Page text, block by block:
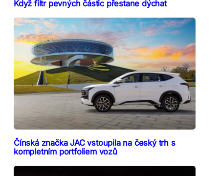
Když filtr pevných částic přestane dýchat
Čínská značka JAC vstoupila na český trh s
kompletním portfoliem vozů